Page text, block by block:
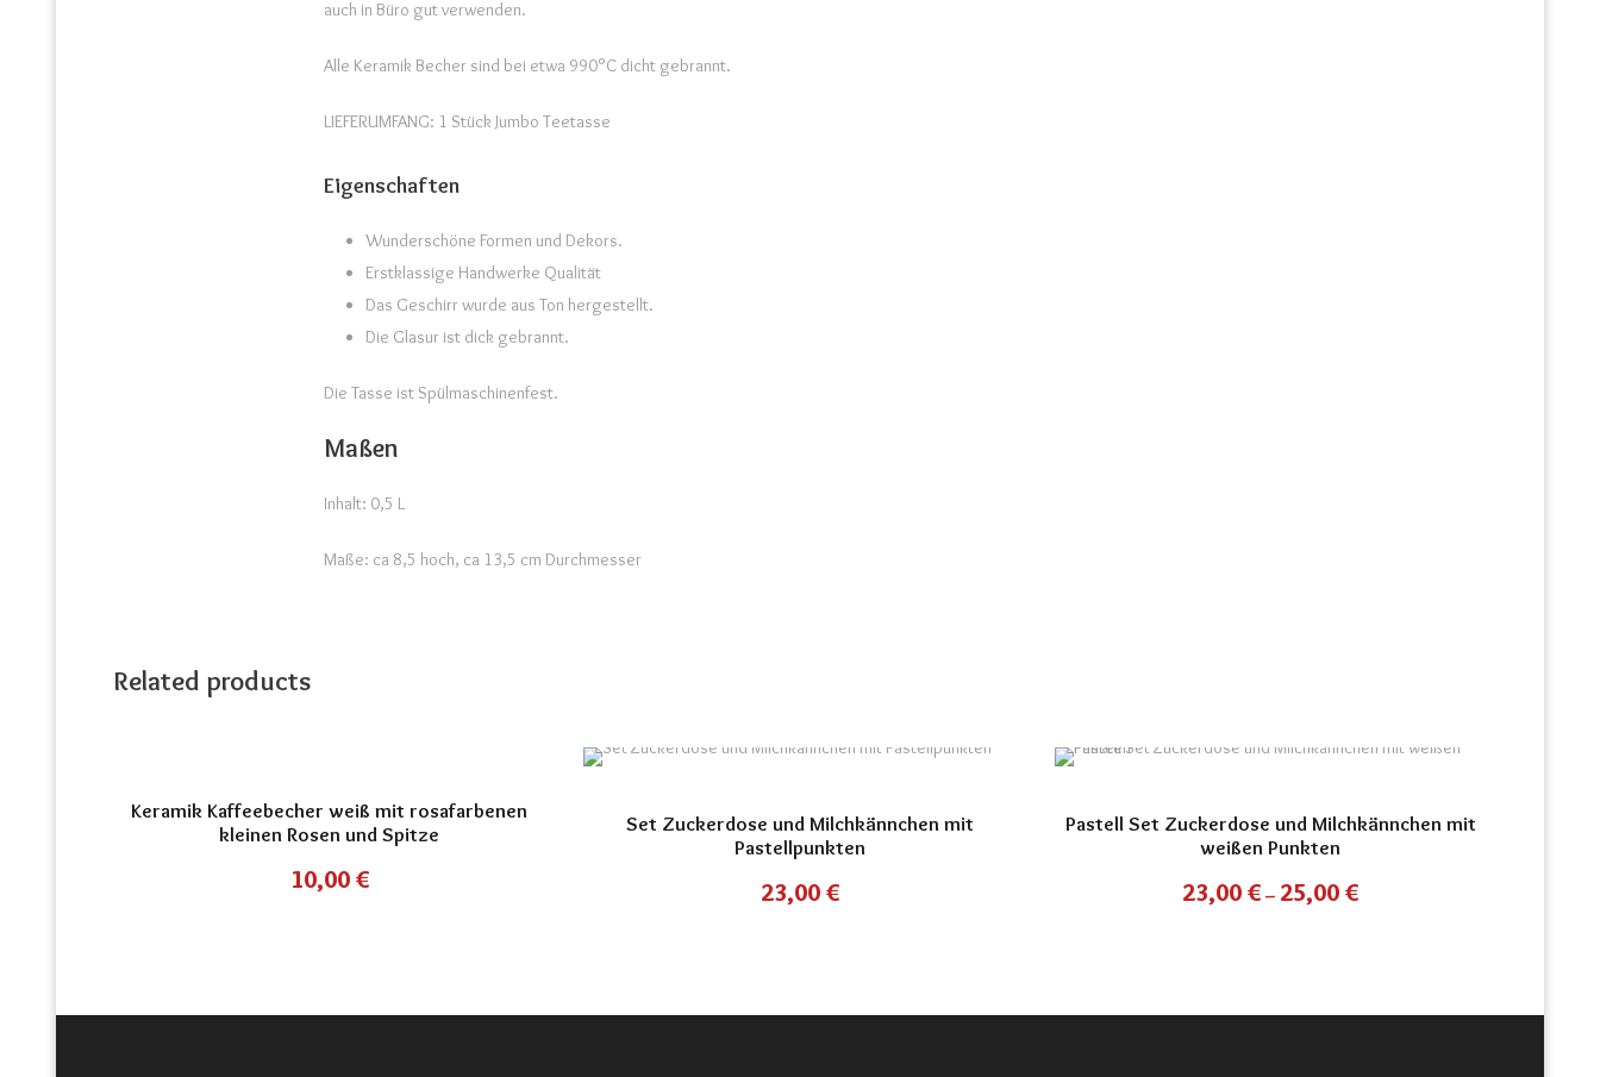
auch in Büro gut verwenden.
Alle Keramik Becher sind bei etwa 990°C dicht gebrannt.
LIEFERUMFANG: 1 Stück Jumbo Teetasse
Eigenschaften
Wunderschöne Formen und Dekors.
Erstklassige Handwerke Qualität
Das Geschirr wurde aus Ton hergestellt.
Die Glasur ist dick gebrannt.
Die Tasse ist Spülmaschinenfest.
Maßen
Inhalt: 0,5 L
Maße: ca 8,5 hoch, ca 13,5 cm Durchmesser
Related products
Keramik Kaffeebecher weiß mit rosafarbenen
kleinen Rosen und Spitze
10,00 €
Set Zuckerdose und Milchkännchen mit
Pastellpunkten
23,00 €
Pastell Set Zuckerdose und Milchkännchen mit
weißen Punkten
23,00 € – 25,00 €